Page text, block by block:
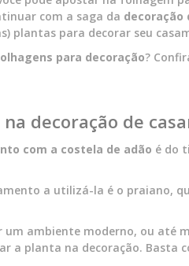
com a saga da decoração
plantas para decorar seu
para decoração?
decoração de
com a costela de adão é do
a utilizá-la é o praiano,
ambiente moderno, ou até
a planta na decoração. Basta